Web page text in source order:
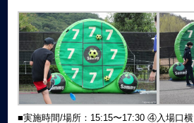
■実施時間/場所：15:15〜17:30 ④入場口横